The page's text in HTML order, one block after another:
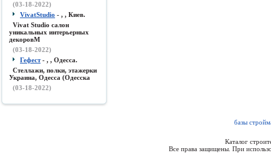
(03-18-2022)
VivatStudio - , , Киев.
Vivat Studio салон
уникальных интерьерных
декоровМ
(03-18-2022)
Гефест- , , Одесса.
Стеллажи, полки, этажерки
Украина, Одесса (Одесска
(03-18-2022)
базы
Каталог
Все права защищены. При